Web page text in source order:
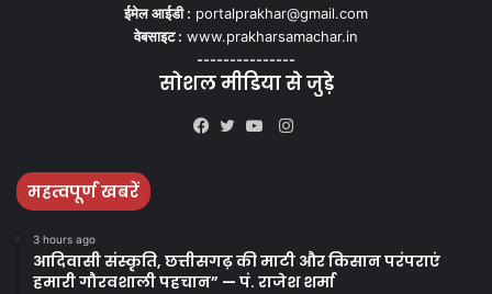
ईमेल आईडी : portalprakhar@gmail.com
वेबसाइट : www.prakharsamachar.in
---------------
सोशल मीडिया से जुड़े
Instagram
महत्वपूर्ण खबरें
3 hours ago
आदिवासी संस्कृति, छत्तीसगढ़ की माटी और किसान परंपराएं
हमारी गौरवशाली पहचान” — पं. राजेश शर्मा